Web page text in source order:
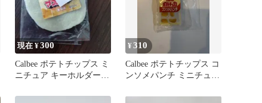
現在 ¥300
Calbee ポテトチップス ミ
ニチュア キーホルダー
¥310
Calbee ポテトチップス コ
ンソメパンチ ミニチュア